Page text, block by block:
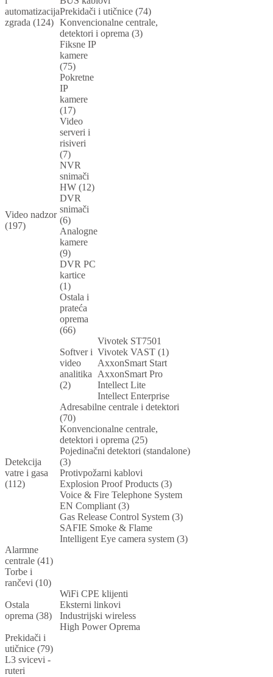
automatizacija
zgrada (124)
Prekidači i utičnice (74)
Konvencionalne centrale,
detektori i oprema (3)
Video nadzor
(197)
Fiksne IP
kamere
(75)
Pokretne
IP
kamere
(17)
Video
serveri i
risiveri
(7)
NVR
snimači
HW (12)
DVR
snimači
(6)
Analogne
kamere
(9)
DVR PC
kartice
(1)
Ostala i
prateća
oprema
(66)
Softver i
video
analitika
(2)
Vivotek ST7501
Vivotek VAST (1)
AxxonSmart Start
AxxonSmart Pro
Intellect Lite
Intellect Enterprise
Detekcija
vatre i gasa
(112)
Adresabilne centrale i detektori
(70)
Konvencionalne centrale,
detektori i oprema (25)
Pojedinačni detektori (standalone)
(3)
Protivpožarni kablovi
Explosion Proof Products (3)
Voice & Fire Telephone System
EN Compliant (3)
Gas Release Control System (3)
SAFIE Smoke & Flame
Intelligent Eye camera system (3)
Alarmne
centrale (41)
Torbe i
rančevi (10)
Ostala
oprema (38)
WiFi CPE klijenti
Eksterni linkovi
Industrijski wireless
High Power Oprema
Prekidači i
utičnice (79)
L3 svicevi -
ruteri